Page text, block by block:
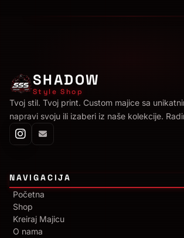
SHADOW
Style Shop
Tvoj stil. Tvoj print. Custom majice sa
napravi svoju ili izaberi iz naše kolekcije.
NAVIGACIJA
Početna
Shop
Kreiraj Majicu
O nama